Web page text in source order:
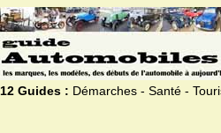
12 Guides : Démarches - Santé -